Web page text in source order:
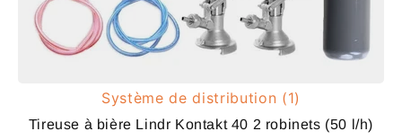
Système de distribution (1)
Tireuse à bière Lindr Kontakt 40 2 robinets (50 l/h)